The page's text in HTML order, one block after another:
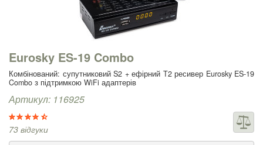
Eurosky ES-19 Combo
Комбінований: супутниковий S2 + ефірний T2 ресивер Eurosky ES-19
Combo з підтримкою WiFi адаптерів
Артикул: 116925
73 відгуки